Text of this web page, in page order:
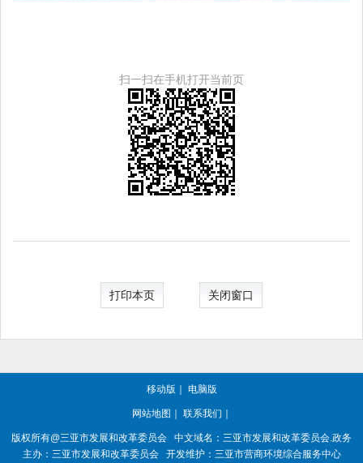
扫一扫在手机打开当前页
打印本页 关闭窗口
移动版 ｜ 电脑版
网站地图 ｜ 联系我们 ｜
版权所有@三亚市发展和改革委员会
中文域名：三亚市发展和改革委员会.政务
主办：三亚市发展和改革委员会 开发维护：三亚市营商环境综合服务中心